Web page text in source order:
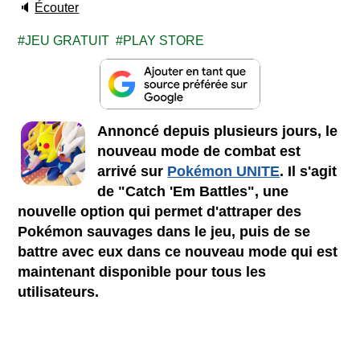
🔈 Écouter
JEU GRATUIT PLAY STORE
Annoncé depuis plusieurs jours, le
nouveau mode de combat est
arrivé sur Pokémon UNITE. Il s'agit
de "Catch 'Em Battles", une
nouvelle option qui permet d'attraper des
Pokémon sauvages dans le jeu, puis de se
battre avec eux dans ce nouveau mode qui est
maintenant disponible pour tous les
utilisateurs.